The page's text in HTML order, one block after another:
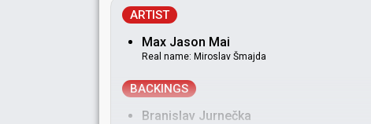
ARTIST
Max Jason Mai
Real name: Miroslav Šmajda
BACKINGS
Branislav Jurnečka